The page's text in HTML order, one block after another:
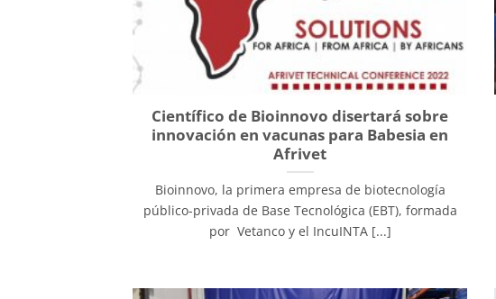
Científico de Bioinnovo disertará sobre
innovación en vacunas para Babesia en
Afrivet
Bioinnovo, la primera empresa de biotecnología
público-privada de Base Tecnológica (EBT), formada
por Vetanco y el IncuINTA [...]